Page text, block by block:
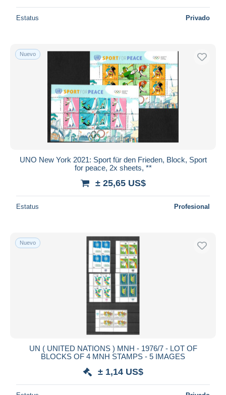
Estatus Privado
Nuevo
UNO New York 2021: Sport für den Frieden, Block, Sport
for peace, 2x sheets, **
± 25,65 US$
Estatus Profesional
Nuevo
UN ( UNITED NATIONS ) MNH - 1976/7 - LOT OF
BLOCKS OF 4 MNH STAMPS - 5 IMAGES
± 1,14 US$